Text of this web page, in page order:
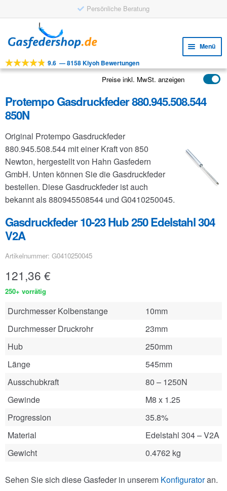
Persönliche Beratung
Navigation
springen
Inhalt
springen
Menü
Werkzeuge
Anwendungen
FAQ
9.6 —8158 Kiyoh Bewertungen
Preise inkl. MwSt. anzeigen
Protempo Gasdruckfeder 880.945.508.544
850N
Original Protempo Gasdruckfeder
880.945.508.544 mit einer Kraft von 850
Newton, hergestellt von Hahn Gasfedern
GmbH. Unten können Sie die Gasdruckfeder
bestellen. Diese Gasdruckfeder ist auch
bekannt als 880945508544 und G0410250045.
Gasdruckfeder 10-23 Hub 250 Edelstahl 304
V2A
Artikelnummer: G0410250045
121,36 €
250+ vorrätig
Durchmesser Kolbenstange
10mm
Durchmesser Druckrohr
23mm
Hub
250mm
Länge
545mm
Ausschubkraft
80 – 1250N
Gewinde
M8 x 1.25
Progression
35.8%
Material
Edelstahl 304 – V2A
Gewicht
0.4762 kg
Sehen Sie sich diese Gasfeder in unserem Konfiguratoran.